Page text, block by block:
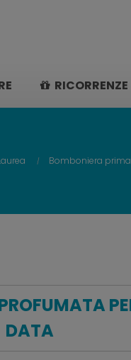
RICORRENZE
Bomboniera
DATA